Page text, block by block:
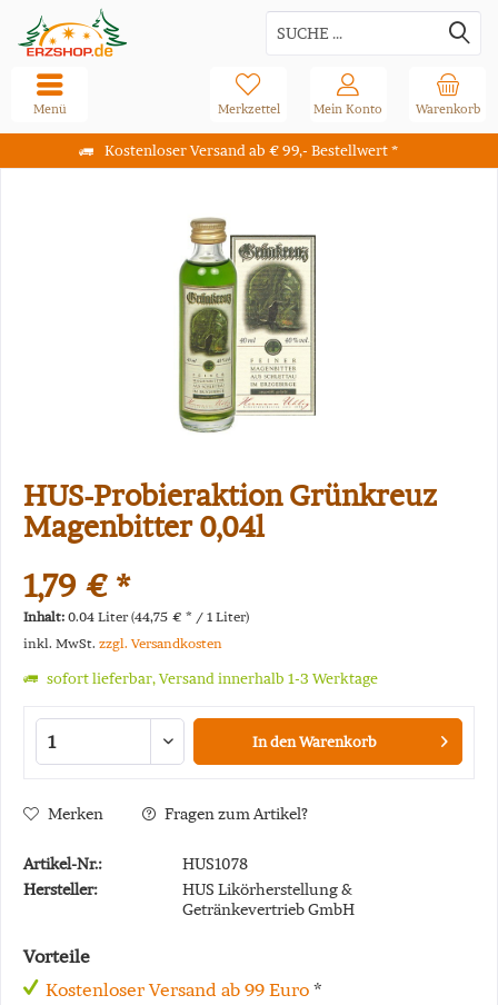
Kostenloser Versand ab € 99,- Bestellwert *
Warenkorb
Merkzettel Mein Konto
Menü
HUS-Probieraktion Grünkreuz
Magenbitter 0,04l
1,79 € *
Inhalt: 0.04 Liter (44,75 € * / 1 Liter)
inkl. MwSt. zzgl. Versandkosten
sofort lieferbar, Versand innerhalb 1-3 Werktage
In denWarenkorb
Merken Fragen zum Artikel?
Artikel-Nr.:
HUS1078
Hersteller:
HUS Likörherstellung &
Getränkevertrieb GmbH
Vorteile
Kostenloser Versand ab 99 Euro *